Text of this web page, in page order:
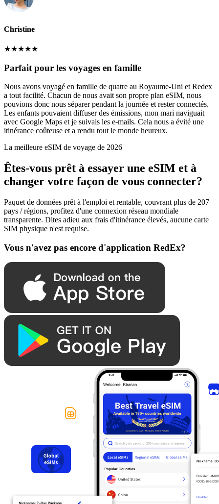
Christine
★★★★★
Parfait pour les voyages en famille
Nous avons voyagé en famille de quatre au Royaume-Uni et Redex
a tout facilité. Chacun de nous avait son propre plan eSIM, nous
pouvions donc nous séparer pendant la journée et rester connectés.
Les enfants pouvaient diffuser des émissions, mon mari naviguait
avec Google Maps et je suivais les e-mails. Cela nous a évité une
itinérance coûteuse et a rendu tout le monde heureux.
La meilleure eSIM de voyage de 2026
Êtes-vous prêt à essayer une eSIM et à
changer votre façon de vous connecter?
Paquet de données prêt à l'emploi et rentable, couvrant plus de 207
pays / régions, profitez d'une connexion réseau mondiale
transparente. Dites adieu aux frais d'itinérance élevés, aucune carte
SIM physique n'est requise.
Vous n'avez pas encore d'application RedEx?